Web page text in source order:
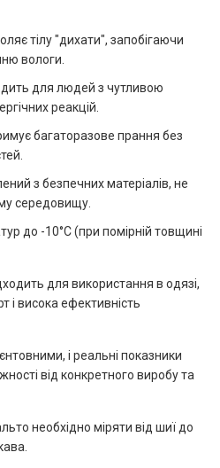
тілу "дихати", запобігаючи
вологи.
для людей з чутливою
реакцій.
багаторазове прання без
з безпечних матеріалів, не
середовищу.
до -10°C (при помірній товщині
для використання в одязі,
і висока ефективність
і реальні показники
від конкретного виробу та
необхідно міряти від шиї до